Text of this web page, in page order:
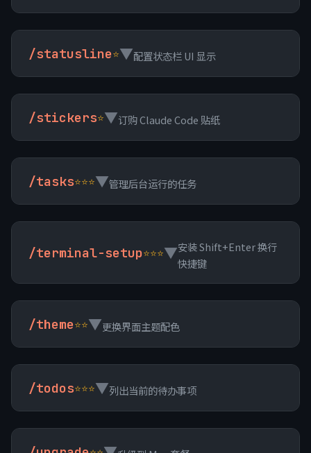
/statusline 配置状态栏 UI 显示
⭐▼
/stickers 订购 Claude Code 贴纸
⭐▼
/tasks 管理后台运行的任务
⭐⭐⭐▼
/terminal-setup
安装 Shift+Enter 换行
快捷键
⭐⭐⭐▼
/theme 更换界面主题配色
⭐⭐▼
/todos 列出当前的待办事项
⭐⭐⭐▼